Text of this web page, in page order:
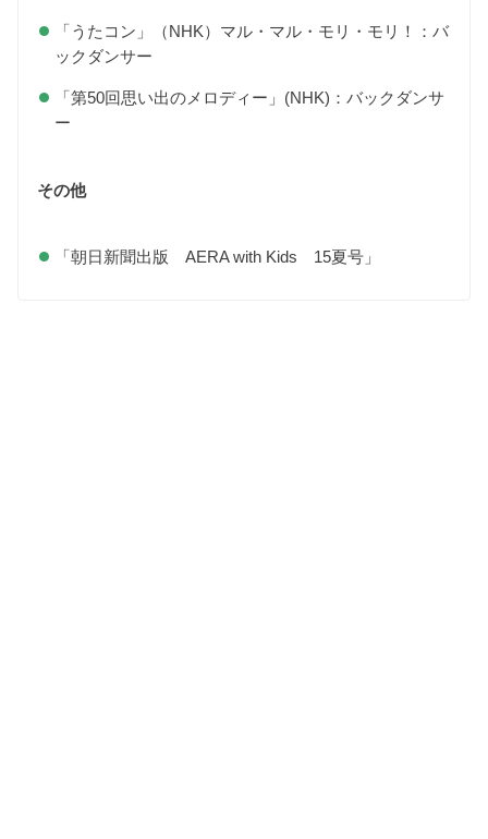
「うたコン」（NHK）マル・マル・モリ・モリ！：バ
ックダンサー
「第50回思い出のメロディー」(NHK)：バックダンサ
ー
その他
「朝日新聞出版 AERA with Kids 15夏号」